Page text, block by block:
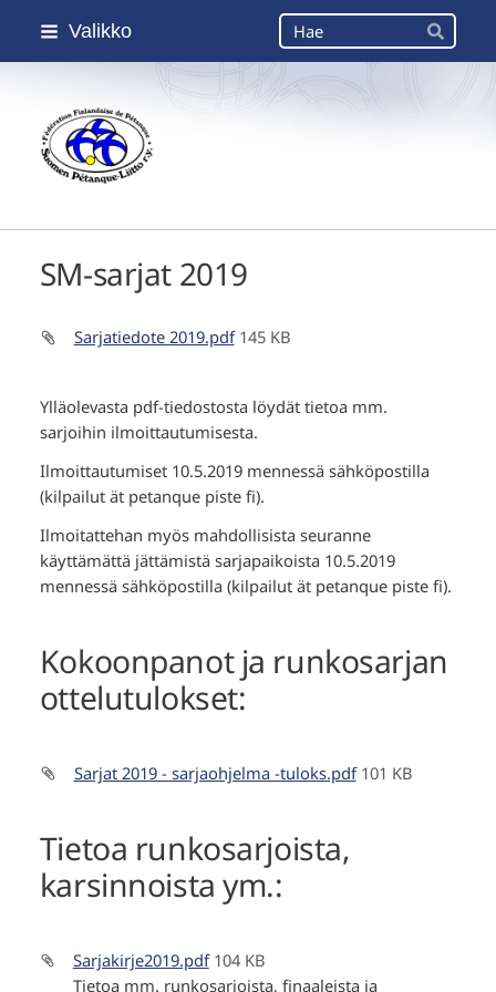
Siirry
Valikko Haku
Hae
Suomen Petanque-Liitto
SM-sarjat 2019
Sarjatiedote 2019.pdf 145 KB
Ylläolevasta pdf-tiedostosta löydät tietoa mm.
sarjoihin ilmoittautumisesta.
Ilmoittautumiset 10.5.2019 mennessä sähköpostilla
(kilpailut ät petanque piste fi).
Ilmoitattehan myös mahdollisista seuranne
käyttämättä jättämistä sarjapaikoista 10.5.2019
mennessä sähköpostilla (kilpailut ät petanque piste fi).
Kokoonpanot ja runkosarjan
ottelutulokset:
Sarjat 2019 - sarjaohjelma -tuloks.pdf 101 KB
Tietoa runkosarjoista,
karsinnoista ym.:
Sarjakirje2019.pdf 104 KB
Tietoa mm. runkosarjoista, finaaleista ja